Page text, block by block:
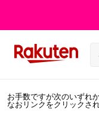
お手数ですが次のいずれ
なおリンクをクリックさ